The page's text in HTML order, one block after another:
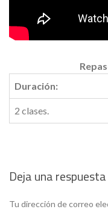
Duración:
2 clases.
Deja una respuesta
Tu dirección de correo